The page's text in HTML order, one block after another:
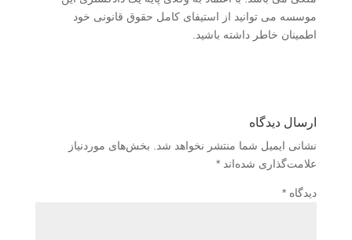
موسسه می توانید از استیفای کامل حقوق قانونی خود
اطمینان خاطر داشته باشید.
ارسال دیدگاه
نشانی ایمیل شما منتشر نخواهد شد.
بخش‌های موردنیاز
علامت‌گذاری شده‌اند *
دیدگاه *